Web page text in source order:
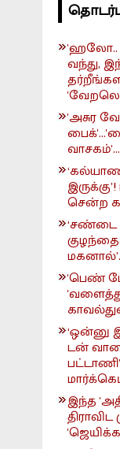
'ஹலோ..
வந்து,
'அசுர
சென்ற
‘சண்டை
'பெண்
‘ஒன்னு
டன்
இந்த